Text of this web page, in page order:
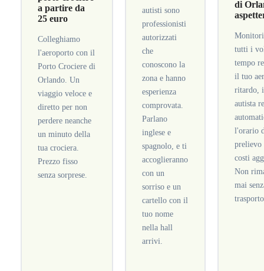
a partire da
25 euro
Colleghiamo
l'aeroporto con il
Porto Crociere di
Orlando. Un
viaggio veloce e
diretto per non
perdere neanche
un minuto della
tua crociera.
Prezzo fisso
senza sorprese.
autisti sono
professionisti
autorizzati
che
conoscono la
zona e hanno
esperienza
comprovata.
Parlano
inglese e
spagnolo, e ti
accoglieranno
con un
sorriso e un
cartello con il
tuo nome
nella hall
arrivi.
di
tutti i
tempo
il tuo
ritardo,
autista
l'orario
prelievo
costi
Non
mai